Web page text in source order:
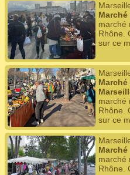
marché
Rhône.
sur ce
marché
Rhône.
sur ce
marché
Rhône.